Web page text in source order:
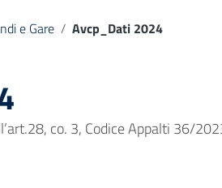
e Gare / Avcp_Dati 2024
co. 3, Codice Appalti 36/